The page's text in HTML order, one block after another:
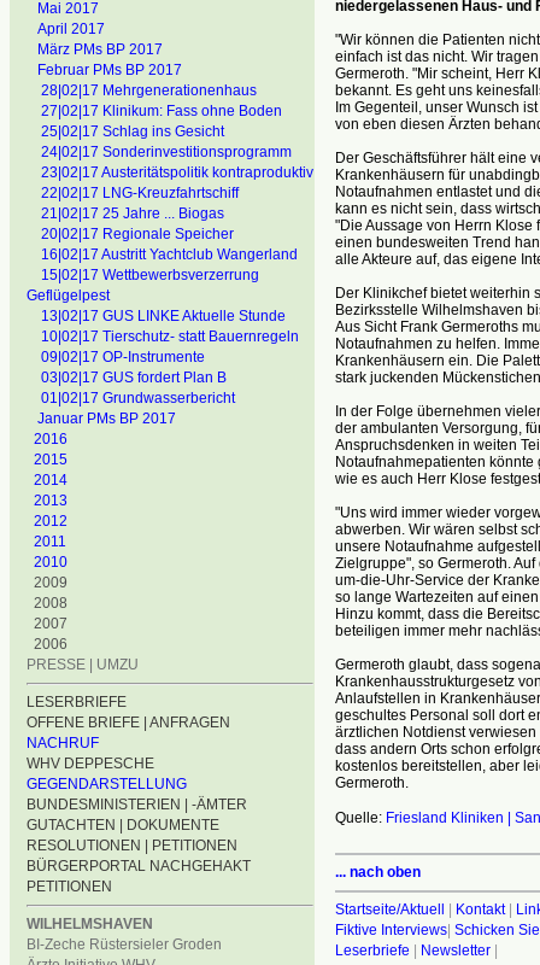
Mai 2017
April 2017
März PMs BP 2017
Februar PMs BP 2017
28|02|17 Mehrgenerationenhaus
27|02|17 Klinikum: Fass ohne Boden
25|02|17 Schlag ins Gesicht
24|02|17 Sonderinvestitionsprogramm
23|02|17 Austeritätspolitik kontraproduktiv
22|02|17 LNG-Kreuzfahrtschiff
21|02|17 25 Jahre ... Biogas
20|02|17 Regionale Speicher
16|02|17 Austritt Yachtclub Wangerland
15|02|17 Wettbewerbsverzerrung
Geflügelpest
13|02|17 GUS LINKE Aktuelle Stunde
10|02|17 Tierschutz- statt Bauernregeln
09|02|17 OP-Instrumente
03|02|17 GUS fordert Plan B
01|02|17 Grundwasserbericht
Januar PMs BP 2017
2016
2015
2014
2013
2012
2011
2010
2009
2008
2007
2006
PRESSE | UMZU
LESERBRIEFE
OFFENE BRIEFE | ANFRAGEN
NACHRUF
WHV DEPPESCHE
GEGENDARSTELLUNG
BUNDESMINISTERIEN | -ÄMTER
GUTACHTEN | DOKUMENTE
RESOLUTIONEN | PETITIONEN
BÜRGERPORTAL NACHGEHAKT
PETITIONEN
WILHELMSHAVEN
BI-Zeche Rüstersieler Groden
niedergelassenen Haus- und
"Wir können die Patienten
einfach ist das nicht. Wir
Germeroth. "Mir scheint, Herr
bekannt. Es geht uns
Im Gegenteil, unser Wunsch
von eben diesen Ärzten
Der Geschäftsführer hält eine
Krankenhäusern für
Notaufnahmen entlastet und
kann es nicht sein, dass
"Die Aussage von Herrn Klose
einen bundesweiten Trend
alle Akteure auf, das eigene
Der Klinikchef bietet weiterhin
Bezirksstelle Wilhelmshaven
Aus Sicht Frank Germeroths
Notaufnahmen zu helfen.
Krankenhäusern ein. Die
stark juckenden
In der Folge übernehmen
der ambulanten Versorgung,
Anspruchsdenken in weiten
Notaufnahmepatienten
wie es auch Herr Klose
"Uns wird immer wieder
abwerben. Wir wären selbst
unsere Notaufnahme
Zielgruppe", so Germeroth.
um-die-Uhr-Service der
so lange Wartezeiten auf
Hinzu kommt, dass die
beteiligen immer mehr
Germeroth glaubt, dass
Krankenhausstrukturgesetz
Anlaufstellen in
geschultes Personal soll dort
ärztlichen Notdienst
dass andern Orts schon
kostenlos bereitstellen, aber
Germeroth.
Quelle: Friesland Kliniken |
... nach oben
Startseite/Aktuell | Kontakt|
Fiktive Interviews| Schicken
Leserbriefe | Newsletter|